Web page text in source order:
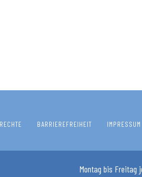
BARRIEREFREIHEIT IMPRESSUM
Montag bis Freitag